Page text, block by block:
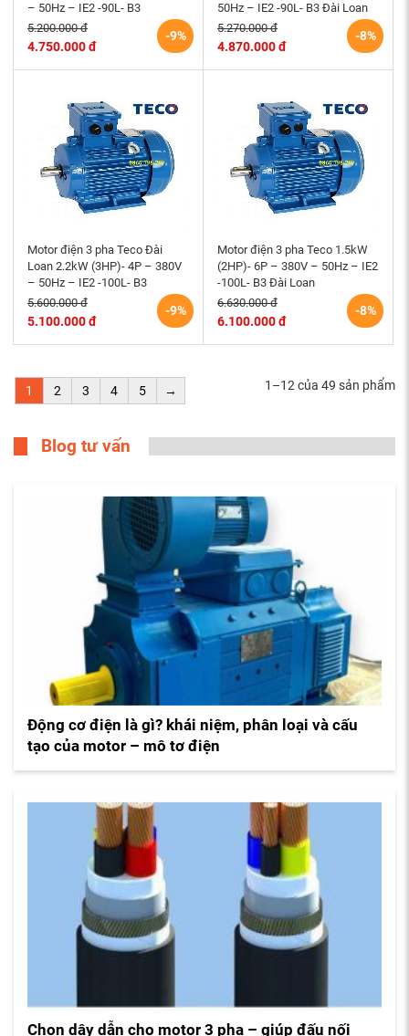
– 50Hz – IE2 -90L- B3
-9%
5.200.000 đ
4.750.000 đ
50Hz – IE2 -90L- B3 Đài Loan
-8%
5.270.000 đ
4.870.000 đ
Motor điện 3 pha Teco Đài
Loan 2.2kW (3HP)- 4P – 380V
– 50Hz – IE2 -100L- B3
-9%
5.600.000 đ
5.100.000 đ
Motor điện 3 pha Teco 1.5kW
(2HP)- 6P – 380V – 50Hz – IE2
-100L- B3 Đài Loan
-8%
6.630.000 đ
6.100.000 đ
1 2 3 4 5 → 1–12 của 49 sản phẩm
Blog tư vấn
Động cơ điện là gì? khái niệm, phân loại và cấu
tạo của motor – mô tơ điện
Chọn dây dẫn cho motor 3 pha – giúp đấu nối